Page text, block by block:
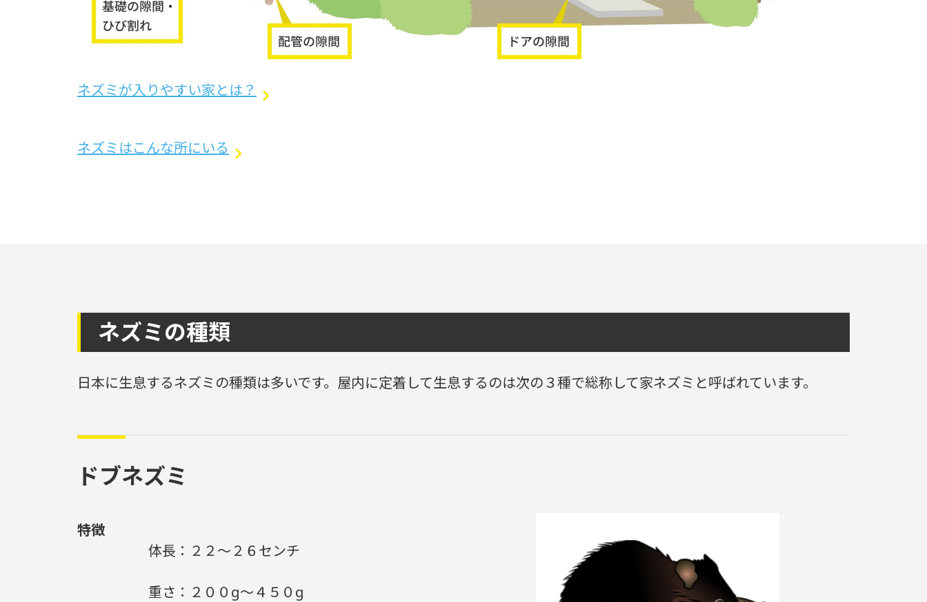
ネズミが入りやすい家とは？
ネズミはこんな所にいる
ネズミの種類
日本に生息するネズミの種類は多いです。屋内に定着して生息するのは次の３種で総称して家ネズミと呼ばれています。
ドブネズミ
特徴
体長： ２２～２６センチ
重さ： ２００g～４５０g